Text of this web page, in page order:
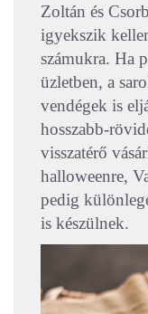
Zoltán és
igyekszik
számukra. Ha
üzletben, a
vendégek is
hosszabb-
visszatérő
halloweenre,
pedig
is készülnek.